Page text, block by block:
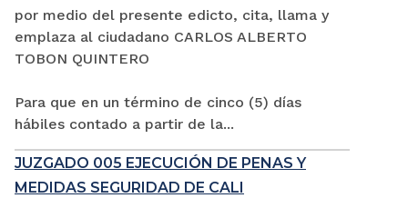
por medio del presente edicto, cita, llama y
emplaza al ciudadano CARLOS ALBERTO
TOBON QUINTERO
Para que en un término de cinco (5) días
hábiles contado a partir de la...
JUZGADO 005 EJECUCIÓN DE PENAS Y
MEDIDAS SEGURIDAD DE CALI